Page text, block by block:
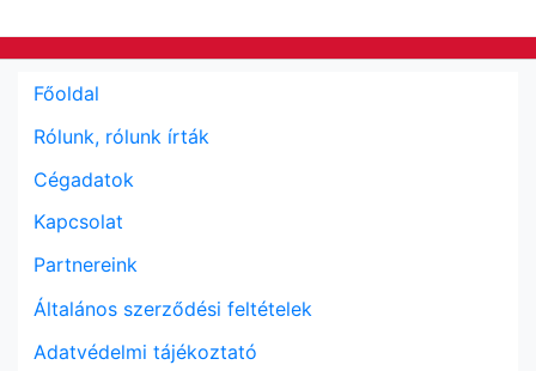
Főoldal
Rólunk, rólunk írták
Cégadatok
Kapcsolat
Partnereink
Általános szerződési feltételek
Adatvédelmi tájékoztató